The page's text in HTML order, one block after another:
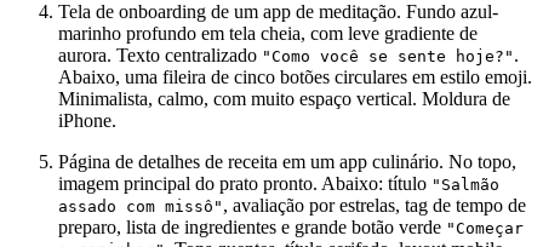
Tela de onboarding de um app de meditação. Fundo azul-
marinho profundo em tela cheia, com leve gradiente de
aurora. Texto centralizado "Como você se sente hoje?" .
Abaixo, uma fileira de cinco botões circulares em estilo emoji.
Minimalista, calmo, com muito espaço vertical. Moldura de
iPhone.
Página de detalhes de receita em um app culinário. No topo,
imagem principal do prato pronto. Abaixo: título "Salmão
assado com missô" , avaliação por estrelas, tag de tempo de
preparo, lista de ingredientes e grande botão verde "Começar